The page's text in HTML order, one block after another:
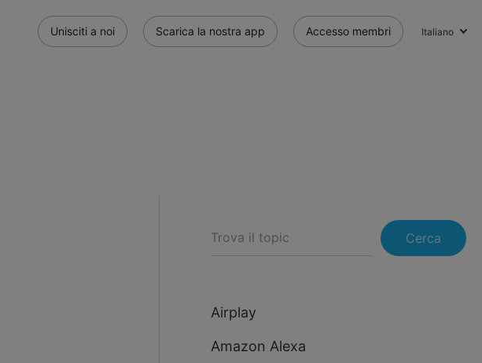
Unisciti a noi Scarica la nostra app Accesso membri Italiano
Cerca
Airplay
Amazon Alexa